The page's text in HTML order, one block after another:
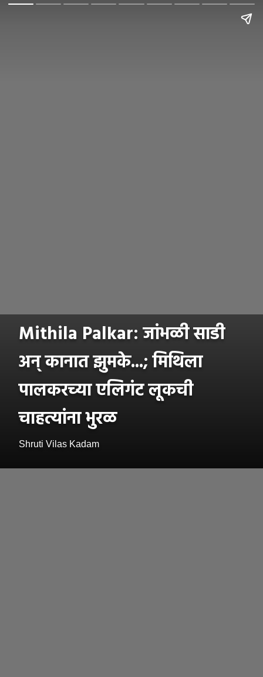
Mithila Palkar: जांभळी साडी
अन् कानात झुमके...; मिथिला
पालकरच्या एलिगंट लूकची
चाहत्यांना भुरळ
Shruti Vilas Kadam